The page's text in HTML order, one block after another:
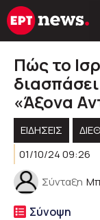
Μετάβαση
σε
Πώς το
«Άξονα
ΕΙΔΗΣΕΙΣ
01/10/24 09:26
Σύνταξη
Σύνοψη